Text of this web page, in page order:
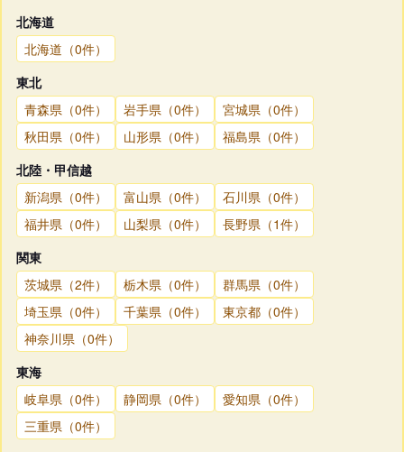
北海道
北海道（0件）
東北
青森県（0件）
岩手県（0件）
宮城県（0件）
秋田県（0件）
山形県（0件）
福島県（0件）
北陸・甲信越
新潟県（0件）
富山県（0件）
石川県（0件）
福井県（0件）
山梨県（0件）
長野県（1件）
関東
茨城県（2件）
栃木県（0件）
群馬県（0件）
埼玉県（0件）
千葉県（0件）
東京都（0件）
神奈川県（0件）
東海
岐阜県（0件）
静岡県（0件）
愛知県（0件）
三重県（0件）